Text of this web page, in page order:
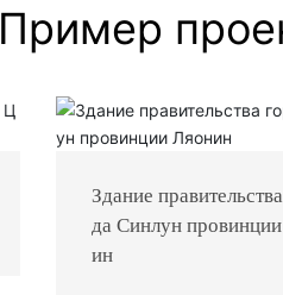
Пример
Здание
да Синлун
ин